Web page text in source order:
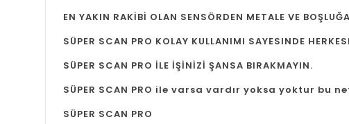
EN YAKIN RAKİBİ OLAN SENSÖRDEN METALE VE
SÜPER SCAN PRO KOLAY KULLANIMI SAYESINDE
SÜPER SCAN PRO İLE İŞİNİZİ ŞANSA BIRAKMAYIN.
SÜPER SCAN PRO ile varsa vardır yoksa yoktur bu
SÜPER SCAN PRO